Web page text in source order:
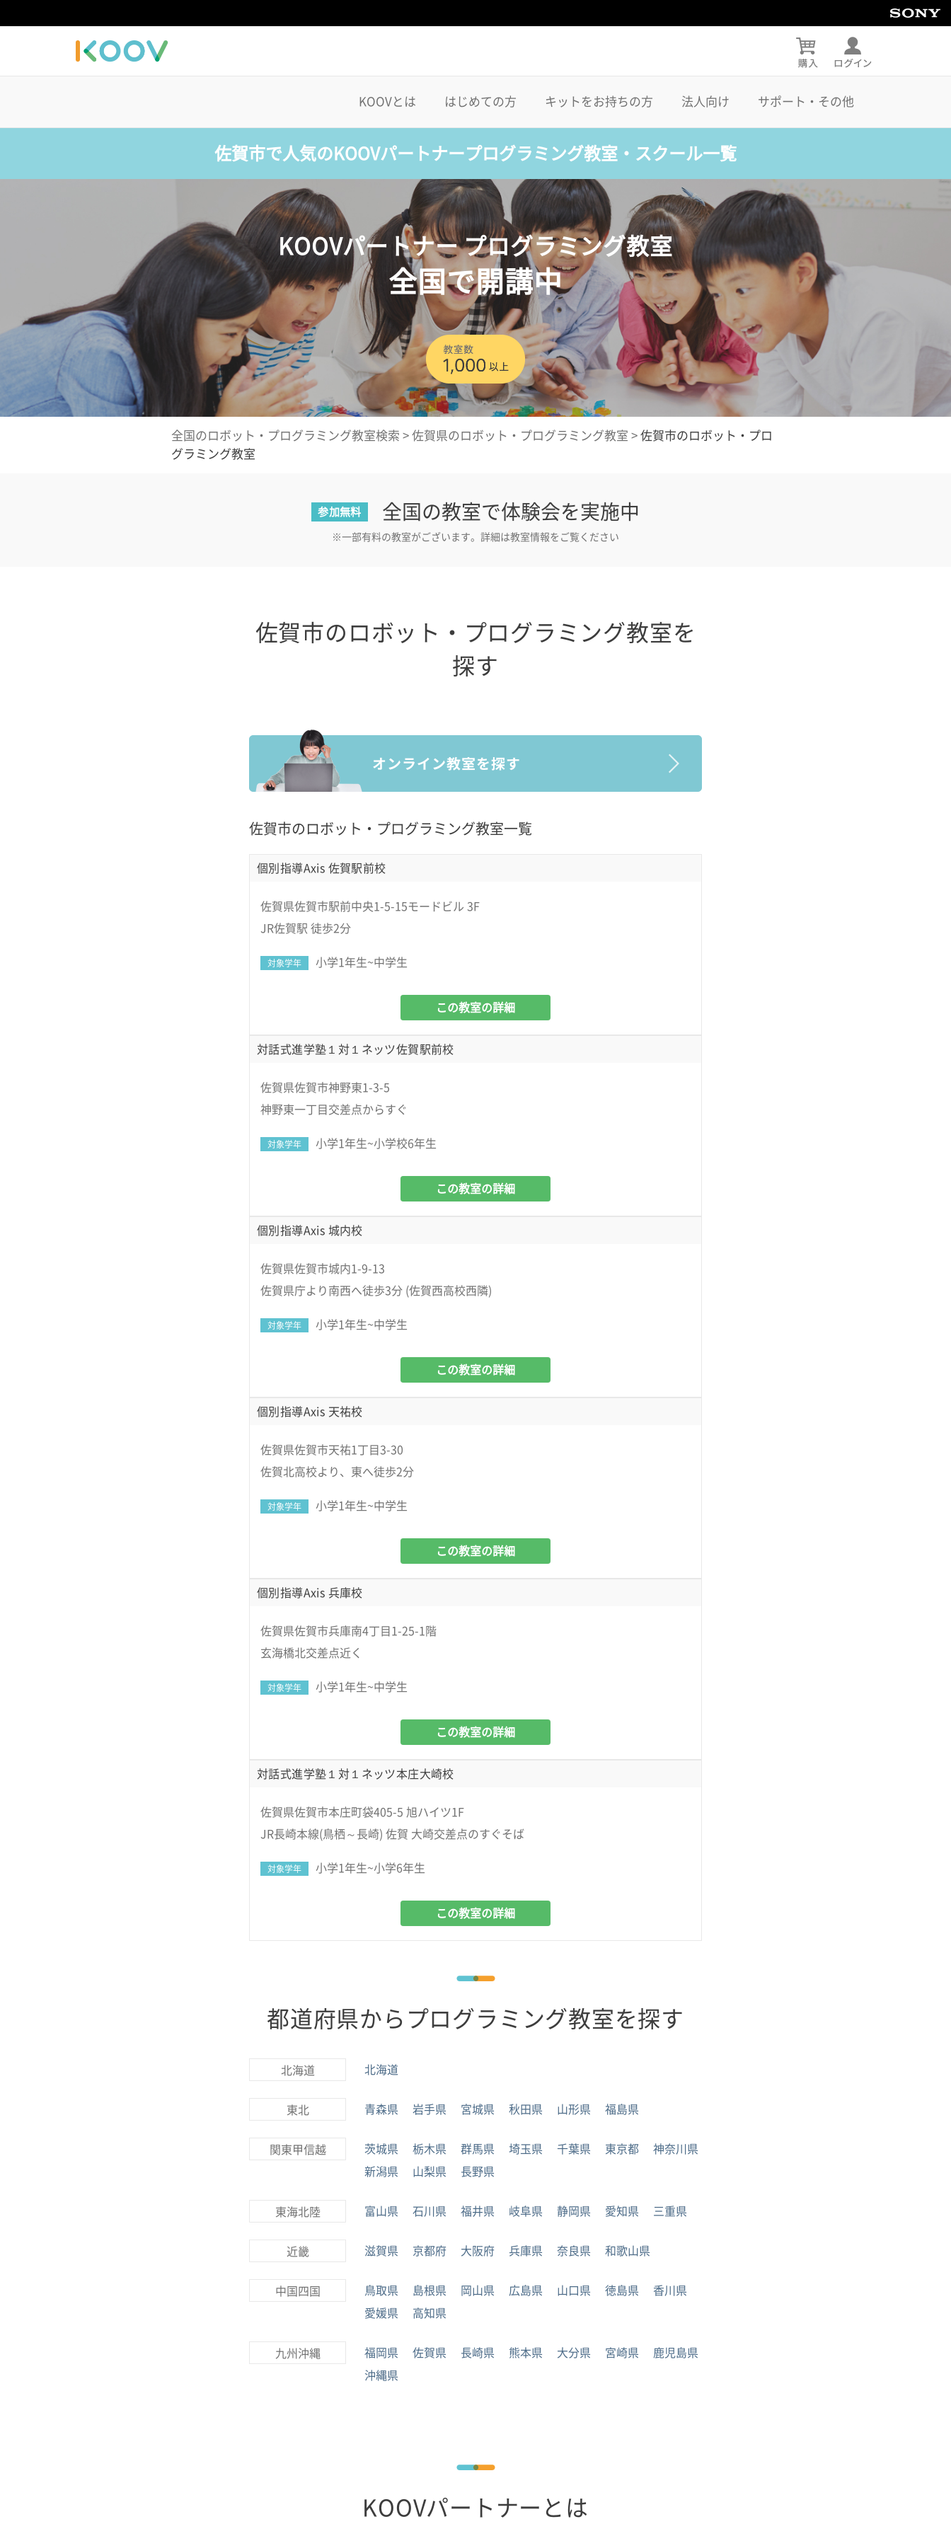
KOOVとは はじめての方 キットをお持ちの方 法人向け サポート・その他
佐賀市で人気のKOOVパートナープログラミング教室・スクール一覧
KOOVパートナー プログラミング教室
全国で開講中
全国のロボット・プログラミング教室検索 > 佐賀県のロボット・プログラミング教室 > 佐賀市のロボット・プロ
グラミング教室
参加無料 全国の教室で体験会を実施中
※一部有料の教室がございます。詳細は教室情報をご覧ください
佐賀市のロボット・プログラミング教室を
探す
佐賀市のロボット・プログラミング教室一覧
個別指導Axis 佐賀駅前校
佐賀県佐賀市駅前中央1-5-15モードビル 3F
JR佐賀駅 徒歩2分
対象学年 小学1年生~中学生
この教室の詳細
対話式進学塾１対１ネッツ佐賀駅前校
佐賀県佐賀市神野東1-3-5
神野東一丁目交差点からすぐ
対象学年 小学1年生~小学校6年生
この教室の詳細
個別指導Axis 城内校
佐賀県佐賀市城内1-9-13
佐賀県庁より南西へ徒歩3分 (佐賀西高校西隣)
対象学年 小学1年生~中学生
この教室の詳細
個別指導Axis 天祐校
佐賀県佐賀市天祐1丁目3-30
佐賀北高校より、東へ徒歩2分
対象学年 小学1年生~中学生
この教室の詳細
個別指導Axis 兵庫校
佐賀県佐賀市兵庫南4丁目1-25-1階
玄海橋北交差点近く
対象学年 小学1年生~中学生
この教室の詳細
対話式進学塾１対１ネッツ本庄大崎校
佐賀県佐賀市本庄町袋405-5 旭ハイツ1F
JR長崎本線(鳥栖～長崎) 佐賀 大崎交差点のすぐそば
対象学年 小学1年生~小学6年生
この教室の詳細
都道府県からプログラミング教室を探す
北海道 北海道
東北 青森県 岩手県 宮城県 秋田県 山形県 福島県
関東甲信越 茨城県 栃木県 群馬県 埼玉県 千葉県 東京都
神奈川県
新潟県
山梨県 長野県
東海北陸 富山県 石川県 福井県 岐阜県 静岡県 愛知県 三重県
近畿 滋賀県 京都府 大阪府 兵庫県 奈良県 和歌山県
中国四国 鳥取県 島根県 岡山県 広島県 山口県 徳島県
香川県
愛媛県
高知県
九州沖縄 福岡県 佐賀県 長崎県 熊本県 大分県 宮崎県
鹿児島県
沖縄県
KOOVパートナーとは